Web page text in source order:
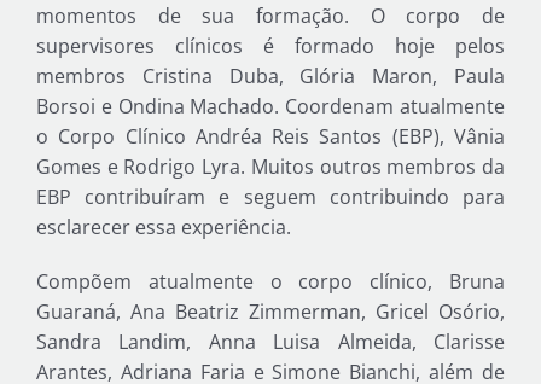
momentos de sua formação. O corpo de
supervisores clínicos é formado hoje pelos
membros Cristina Duba, Glória Maron, Paula
Borsoi e Ondina Machado. Coordenam atualmente
o Corpo Clínico Andréa Reis Santos (EBP), Vânia
Gomes e Rodrigo Lyra. Muitos outros membros da
EBP contribuíram e seguem contribuindo para
esclarecer essa experiência.
Compõem atualmente o corpo clínico, Bruna
Guaraná, Ana Beatriz Zimmerman, Gricel Osório,
Sandra Landim, Anna Luisa Almeida, Clarisse
Arantes, Adriana Faria e Simone Bianchi, além de